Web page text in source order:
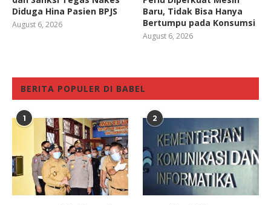
Diduga Hina Pasien BPJS
August 6, 2026
Baru, Tidak Bisa Hanya
Bertumpu pada Konsumsi
August 6, 2026
BERITA POPULER DI BABEL
1 2